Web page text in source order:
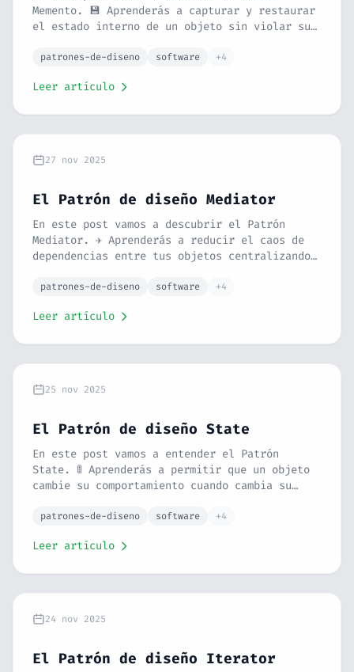
Memento. 💾 Aprenderás a capturar y restaurar
el estado interno de un objeto sin violar su
puntos de guardado en videojuegos y un
implementar la función "Deshacer" de forma
patrones-de-diseno software +4
Leer artículo
27 nov 2025
El Patrón de diseño Mediator
En este post vamos a descubrir el Patrón
Mediator. ✈️ Aprenderás a reducir el caos de
dependencias entre tus objetos centralizando
de control y un ejemplo de chat en PHP, verás
patrones-de-diseno software +4
Leer artículo
25 nov 2025
El Patrón de diseño State
En este post vamos a entender el Patrón
State. 🚦 Aprenderás a permitir que un objeto
cambie su comportamiento cuando cambia su
semáforo o un móvil bloqueado y un ejemplo
condicionales gigantes.
patrones-de-diseno software +4
Leer artículo
24 nov 2025
El Patrón de diseño Iterator